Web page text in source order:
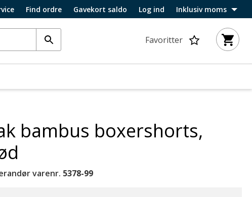
Find ordre Gavekort saldo Log ind Inklusiv moms
Favoritter
bambus boxershorts,
varenr. 5378-99